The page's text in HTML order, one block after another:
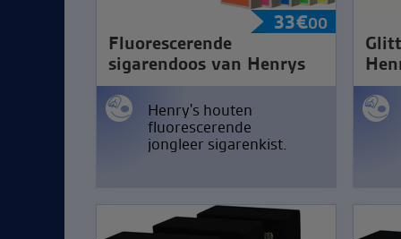
33€00
Fluorescerende
sigarendoos van Henrys
Henry's houten
fluorescerende
jongleer sigarenkist.